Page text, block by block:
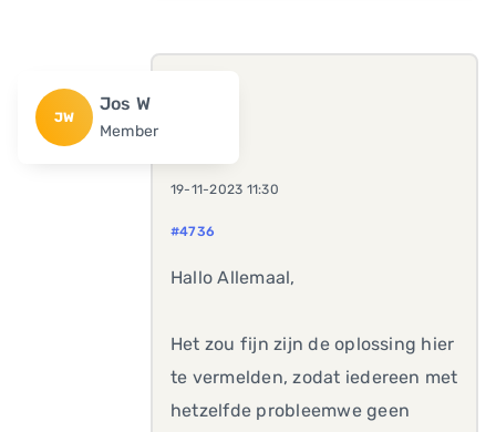
JW
Jos W
Member
19-11-2023 11:30
#4736
Hallo Allemaal,
Het zou fijn zijn de oplossing hier
te vermelden, zodat iedereen met
hetzelfde probleemwe geen